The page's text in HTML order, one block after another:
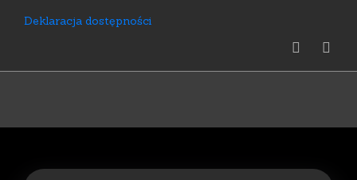
Deklaracja dostępności